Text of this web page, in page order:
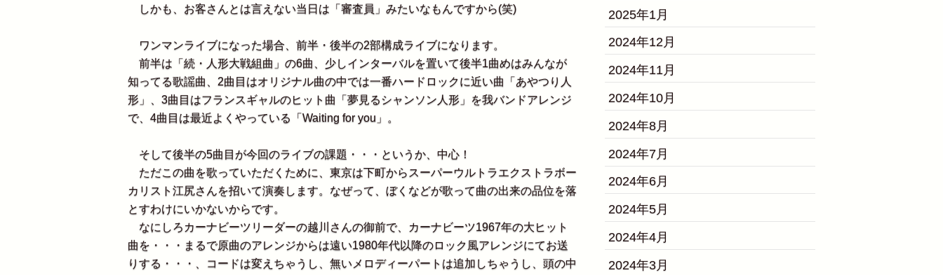
しかも、お客さんとは言えない当日は「審査員」みたいなもんですから(笑)
ワンマンライブになった場合、前半・後半の2部構成ライブになります。
前半は「続・人形大戦組曲」の6曲、少しインターバルを置いて後半1曲めはみんなが
知ってる歌謡曲、2曲目はオリジナル曲の中では一番ハードロックに近い曲「あやつり人
形」、3曲目はフランスギャルのヒット曲「夢見るシャンソン人形」を我バンドアレンジ
で、4曲目は最近よくやっている「Waiting for you」。
そして後半の5曲目が今回のライブの課題・・・というか、中心！
ただこの曲を歌っていただくために、東京は下町からスーパーウルトラエクストラボー
カリスト江尻さんを招いて演奏します。なぜって、ぼくなどが歌って曲の出来の品位を落
とすわけにいかないからです。
なにしろカーナビーツリーダーの越川さんの御前で、カーナビーツ1967年の大ヒット
曲を・・・まるで原曲のアレンジからは遠い1980年代以降のロック風アレンジにてお送
りする・・・、コードは変えちゃうし、無いメロディーパートは追加しちゃうし、頭の中
2025年1月
2024年12月
2024年11月
2024年10月
2024年8月
2024年7月
2024年6月
2024年5月
2024年4月
2024年3月